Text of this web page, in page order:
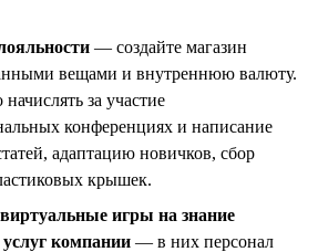
— создайте магазин
вещами и внутреннюю валюту.
за участие
конференциях и написание
адаптацию новичков, сбор
крышек.
игры на знание
компании — в них персонал